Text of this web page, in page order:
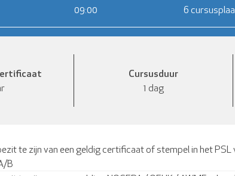
09:00 6
Cursusduur
1 dag
te zijn van een geldig certificaat of stempel in het PSL
B